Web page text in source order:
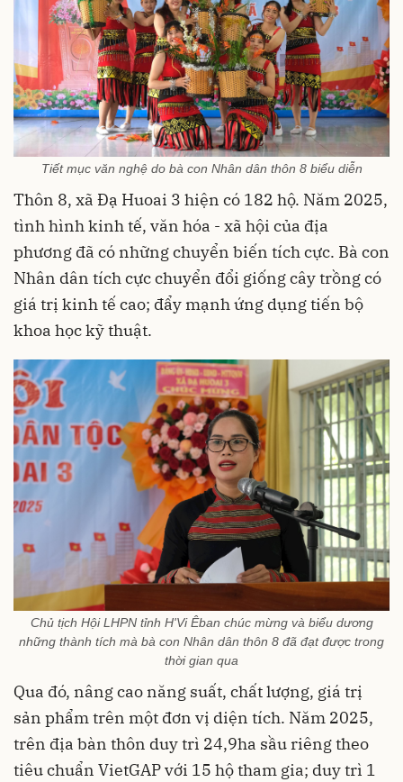
Tiết mục văn nghệ do bà con Nhân dân thôn 8 biểu diễn
Thôn 8, xã Đạ Huoai 3 hiện có 182 hộ. Năm 2025,
tình hình kinh tế, văn hóa - xã hội của địa
phương đã có những chuyển biến tích cực. Bà con
Nhân dân tích cực chuyển đổi giống cây trồng có
giá trị kinh tế cao; đẩy mạnh ứng dụng tiến bộ
khoa học kỹ thuật.
Chủ tịch Hội LHPN tỉnh H'Vi Êban chúc mừng và biểu dương
những thành tích mà bà con Nhân dân thôn 8 đã đạt được trong
thời gian qua
Qua đó, nâng cao năng suất, chất lượng, giá trị
sản phẩm trên một đơn vị diện tích. Năm 2025,
trên địa bàn thôn duy trì 24,9ha sầu riêng theo
tiêu chuẩn VietGAP với 15 hộ tham gia; duy trì 1